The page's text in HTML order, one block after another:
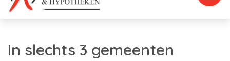
In slechts 3 gemeenten